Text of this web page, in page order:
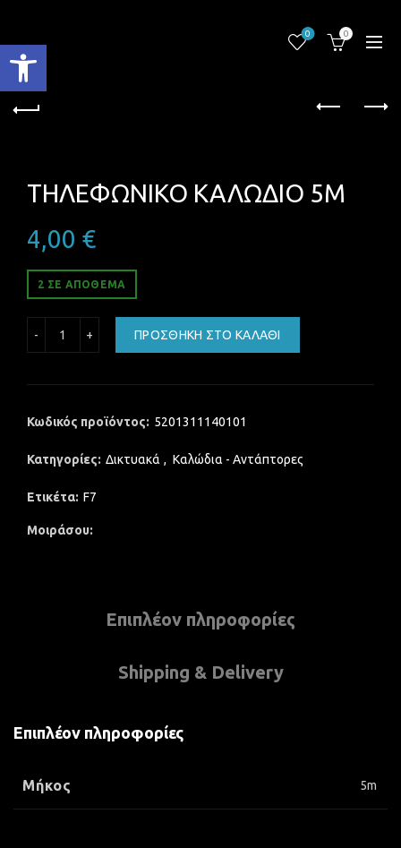
Ανοίξτε τη γραμμή εργαλείων
0 0
ΤΗΛΕΦΩΝΙΚΟ ΚΑΛΩΔΙΟ 5M
4,00 €
2 ΣΕ ΑΠΌΘΕΜΑ
ΠΡΟΣΘΉΚΗ ΣΤΟ ΚΑΛΆΘΙ
Κωδικός προϊόντος: 5201311140101
Κατηγορίες: Δικτυακά , Καλώδια - Αντάπτορες
Ετικέτα: F7
Μοιράσου
Επιπλέον πληροφορίες
Shipping & Delivery
Επιπλέον πληροφορίες
Μήκος 5m